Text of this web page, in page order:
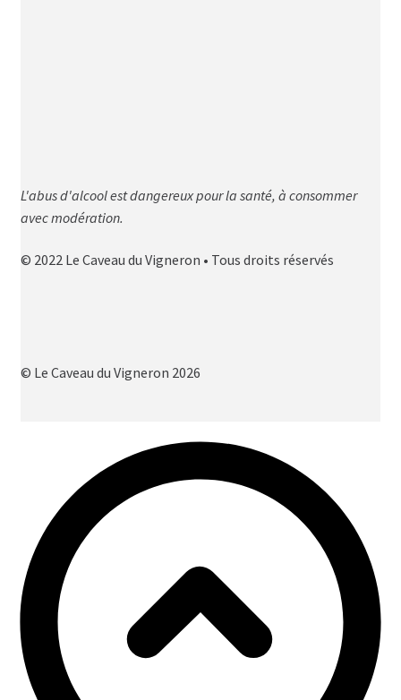
L'abus d'alcool est dangereux pour la santé, à consommer
avec modération.
© 2022 Le Caveau du Vigneron • Tous droits réservés
© Le Caveau du Vigneron 2026